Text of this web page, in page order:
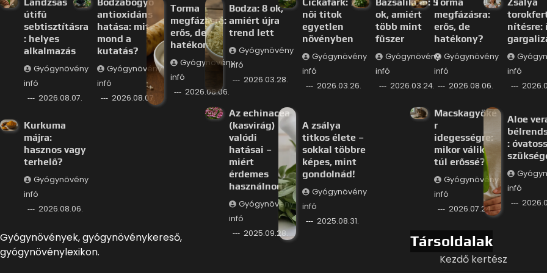
útifű
sebtisztításra
: helyes
alkalmazás
Gyógynövény
infó
2026.08.07.
antioxidáns
hatása: mit
mond a
kutatás?
Gyógynövény
infó
2026.08.07.
Torma
megfázásra:
erős, de
hatékony?
Gyógynövény
infó
2026.08.06.
Kurkuma
májra:
hasznos vagy
terhelő?
Gyógynövény
infó
2026.08.06.
Gyógynövények, gyógynövénykereső,
gyógynövénylexikon.
Bodza: 8 ok,
amiért újra
trend lett
Gyógynövény
infó
2026.03.28.
női titok
egyetlen
növényben
Gyógynövény
infó
2026.03.26.
ok, amiért
több mint
fűszer
Gyógynövény
infó
2026.03.24.
Az echinacea
(kasvirág)
valódi
hatásai –
miért
érdemes
használnod?
Gyógynövény
infó
2025.09.28.
A zsálya
titkos élete –
sokkal többre
képes, mint
gondolnád!
Gyógynövény
infó
2025.08.31.
megfázásra:
erős, de
hatékony?
Gyógynövény
infó
2026.08.06.
nítésre:
infó
Macskagyöké
r
idegességre:
mikor válik
túl erőssé?
Gyógynövény
infó
2026.07.24.
Aloe
:
infó
Társoldalak
Kezdő kertész